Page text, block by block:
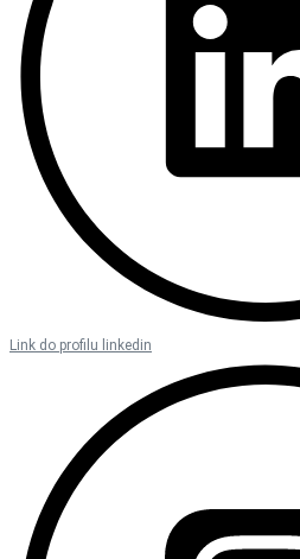
Link do profilu linkedin